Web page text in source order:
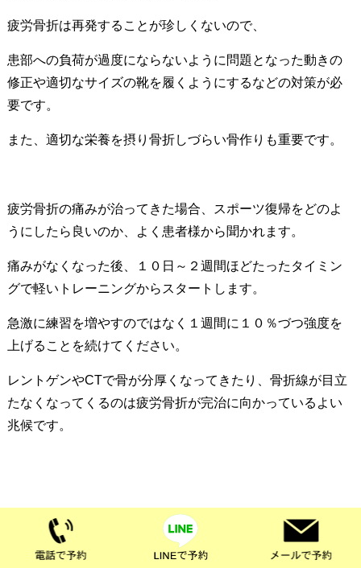
疲労骨折は再発することが珍しくないので、
患部への負荷が過度にならないように問題となった動きの
修正や適切なサイズの靴を履くようにするなどの対策が必
要です。
また、適切な栄養を摂り骨折しづらい骨作りも重要です。
疲労骨折の痛みが治ってきた場合、スポーツ復帰をどのよ
うにしたら良いのか、よく患者様から聞かれます。
痛みがなくなった後、１０日～２週間ほどたったタイミン
グで軽いトレーニングからスタートします。
急激に練習を増やすのではなく１週間に１０％づつ強度を
上げることを続けてください。
レントゲンやCTで骨が分厚くなってきたり、骨折線が目立
たなくなってくるのは疲労骨折が完治に向かっているよい
兆候です。
当院では、疲労骨折や骨折の際に最適な超音波治療を行い
ます。